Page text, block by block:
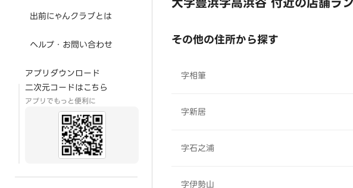
出前にゃんクラブとは
ヘルプ・お問い合わせ
アプリダウンロード
二次元コードはこちら
アプリでもっと便利に
その他の住所から探す
字相筆
字新居
字石之浦
字伊勢山